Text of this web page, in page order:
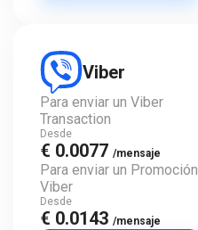
Viber
Para enviar un Viber
Transaction
Desde
€ 0.0077 /mensaje
Para enviar un Promoción
Viber
Desde
€ 0.0143 /mensaje